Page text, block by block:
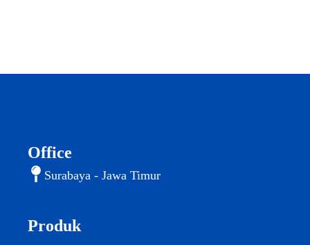
Office
Surabaya - Jawa Timur
Produk